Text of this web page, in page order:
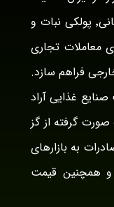
خود رو در زمینه ی عرضه گز٬ گز سوهانی٬ پولکی نبات و
معاملات تجاری
فراهم سازد.
غذایی آراد
صورت گرفته از گز
به بازارهای
و همچنین قیمت